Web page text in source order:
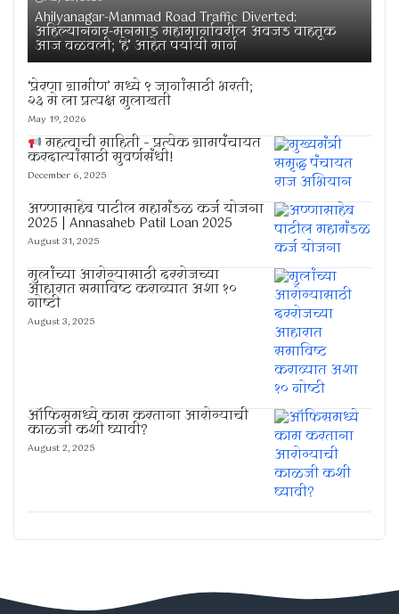
Ahilyanagar-Manmad Road Traffic Diverted:
अहिल्यानगर-मनमाड महामार्गावरील अवजड वाहतूक
आज वळवली; ‘हे’ आहेत पर्यायी मार्ग
‘प्रेरणा ग्रामीण’ मध्ये ९ जागांसाठी भरती;
२३ मे ला प्रत्यक्ष मुलाखती
May 19, 2026
महत्वाची माहिती – प्रत्येक ग्रामपंचायत
करदात्यांसाठी सुवर्णसंधी!
December 6, 2025
अण्णासाहेब पाटील महामंडळ कर्ज योजना
2025 | Annasaheb Patil Loan 2025
August 31, 2025
मुलांच्या आरोग्यासाठी दररोजच्या
आहारात समाविष्ट कराव्यात अशा १०
गोष्टी
August 3, 2025
ऑफिसमध्ये काम करताना आरोग्याची
काळजी कशी घ्यावी?
August 2, 2025